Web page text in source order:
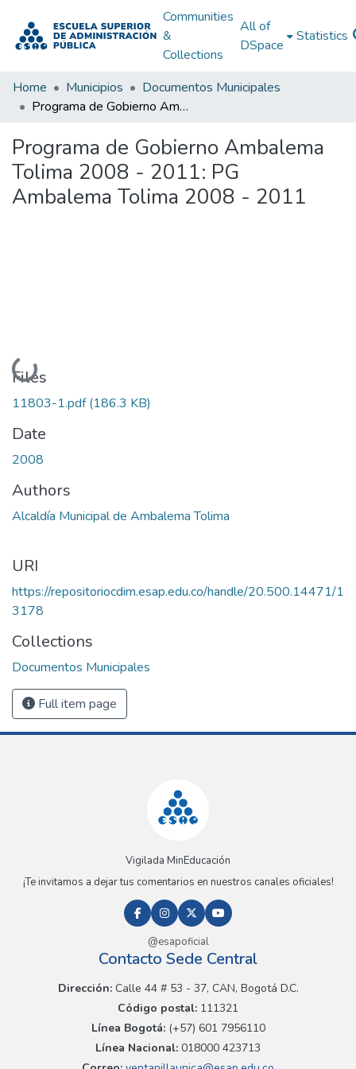
Communities
&
Collections
All of
DSpace
Statistics
Home Municipios
Documentos Municipales
Programa de Gobierno Ambalema Tolima 2008 - 2011: PG Ambalema Tolima 2008 - 2011
Programa de Gobierno Ambalema
Tolima 2008 - 2011: PG
Ambalema Tolima 2008 - 2011
Loading...
Files
11803-1.pdf(186.3 KB)
Date
2008
Authors
Alcaldía Municipal de Ambalema Tolima
URI
https://repositoriocdim.esap.edu.co/handle/20.500.14471/1
3178
Collections
Documentos Municipales
Full item page
Vigilada MinEducación
¡Te invitamos a dejar tus comentarios en nuestros canales oficiales!
@esapoficial
Contacto Sede Central
Dirección:Calle 44 # 53 - 37, CAN, Bogotá D.C.
Código postal: 111321
Línea Bogotá:(+57) 601 7956110
Línea Nacional: 018000 423713